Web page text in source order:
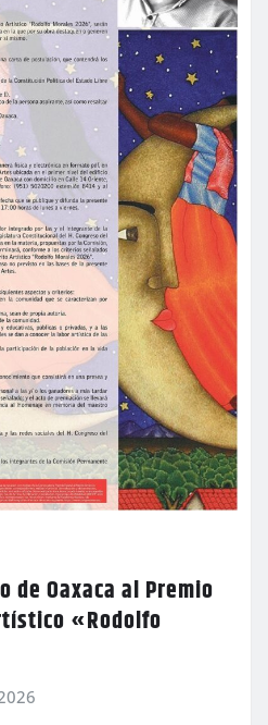
de Oaxaca al Premio
«Rodolfo